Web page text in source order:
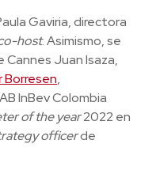
Gaviria, directora
host. Asimismo, se
Juan Isaza,
Borresen,
InBev Colombia
of the year2022 en
officerde